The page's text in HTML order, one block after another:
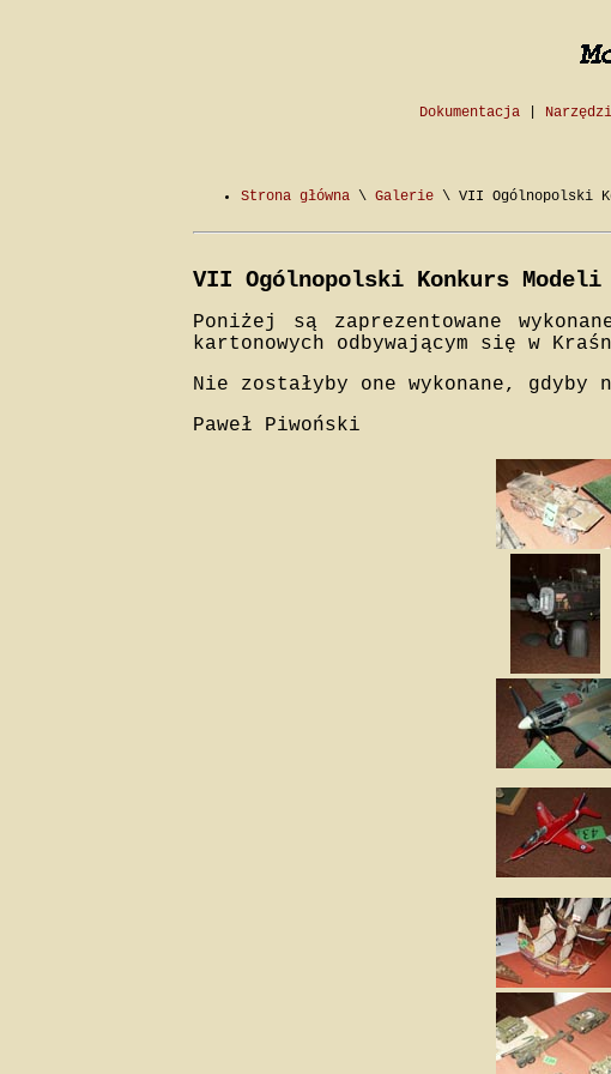
Dokumentacja|
Strona główna \ Galerie \ VII Ogólnopolski
VII Ogólnopolski Konkurs Modeli
Poniżej są zaprezentowane
kartonowych odbywającym się w
Nie zostałyby one wykonane,
Paweł Piwoński